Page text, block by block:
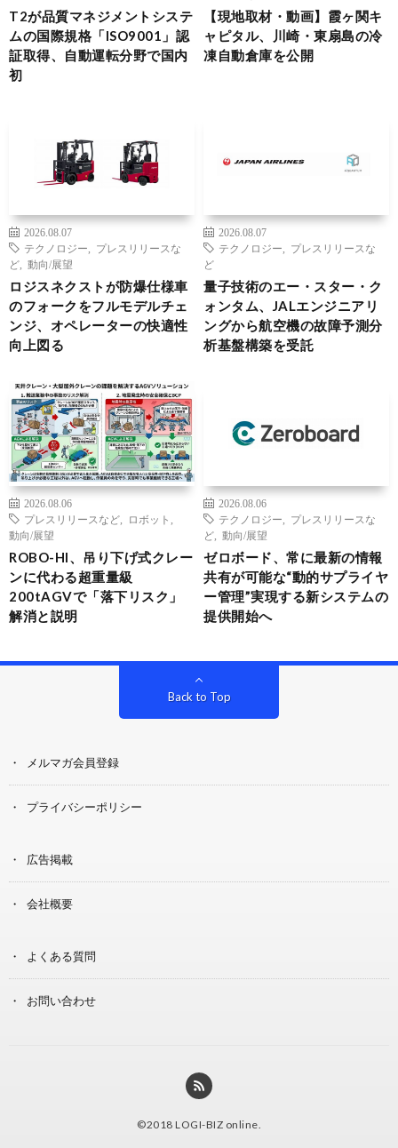
T2が品質マネジメントシステ
ムの国際規格「ISO9001」認
証取得、自動運転分野で国内
初
【現地取材・動画】霞ヶ関キ
ャピタル、川崎・東扇島の冷
凍自動倉庫を公開
2026.08.07
テクノロジー
プレスリリースな
ど
動向/展望
ロジスネクストが防爆仕様車
のフォークをフルモデルチェ
ンジ、オペレーターの快適性
向上図る
2026.08.07
テクノロジー
プレスリリースな
ど
量子技術のエー・スター・ク
ォンタム、JALエンジニアリ
ングから航空機の故障予測分
析基盤構築を受託
2026.08.06
プレスリリースなど
ロボット
動向/展望
ROBO-HI、吊り下げ式クレー
ンに代わる超重量級
200tAGVで「落下リスク」
解消と説明
2026.08.06
テクノロジー
プレスリリースな
ど
動向/展望
ゼロボード、常に最新の情報
共有が可能な“動的サプライヤ
ー管理”実現する新システムの
提供開始へ
Back to Top
メルマガ会員登録
プライバシーポリシー
広告掲載
会社概要
よくある質問
お問い合わせ
©2018 LOGI-BIZ online